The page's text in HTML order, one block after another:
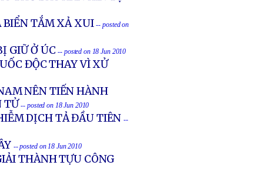
BIỂN TẮM XẢ XUI -- posted on
GIỮ Ở ÚC -- posted on 18 Jun 2010
ĐỘC THAY VÌ XỬ
NÊN TIẾN HÀNH
TỬ -- posted on 18 Jun 2010
DỊCH TẢ ĐẦU TIÊN --
-- posted on 18 Jun 2010
THÀNH TỰU CÔNG